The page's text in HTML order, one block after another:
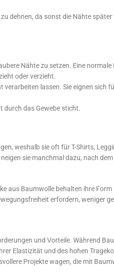
dehnen, da sonst die Nähte
Nähte zu setzen. Eine
oder verzieht.
lassen. Sie eignen sich
durch das Gewebe sticht.
weshalb sie oft für T-Shirts,
sie manchmal dazu, nach
aus Baumwolle behalten ihre
erfordern, weniger
und Vorteile. Während
Elastizität und des hohen
Projekte wagen, die mit